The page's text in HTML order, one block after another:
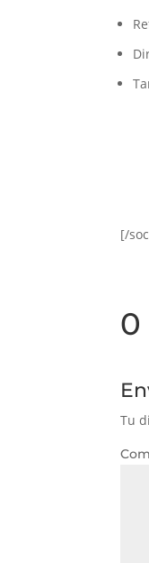
[/
0
Tu